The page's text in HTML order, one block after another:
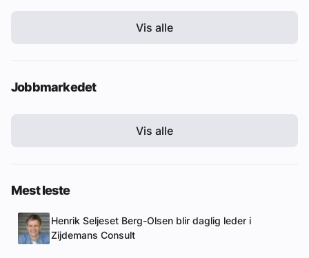
Vis alle
Jobbmarkedet
Vis alle
Mest leste
Henrik Seljeset Berg-Olsen blir daglig leder i
Zijdemans Consult